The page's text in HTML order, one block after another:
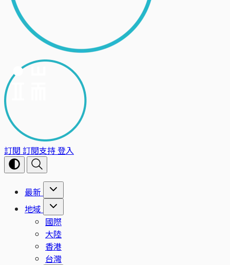
訂閱 訂閱支持登入
最新
地域
國際
大陸
香港
台灣